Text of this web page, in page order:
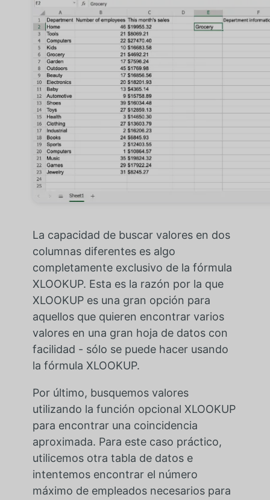
La capacidad de buscar valores en dos
columnas diferentes es algo
completamente exclusivo de la fórmula
XLOOKUP. Esta es la razón por la que
XLOOKUP es una gran opción para
aquellos que quieren encontrar varios
valores en una gran hoja de datos con
facilidad - sólo se puede hacer usando
la fórmula XLOOKUP.
Por último, busquemos valores
utilizando la función opcional XLOOKUP
para encontrar una coincidencia
aproximada. Para este caso práctico,
utilicemos otra tabla de datos e
intentemos encontrar el número
máximo de empleados necesarios para